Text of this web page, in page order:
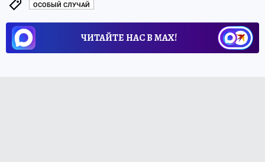
ОСОБЫЙ СЛУЧАЙ
ЧИТАЙТЕ НАС В МАХ!